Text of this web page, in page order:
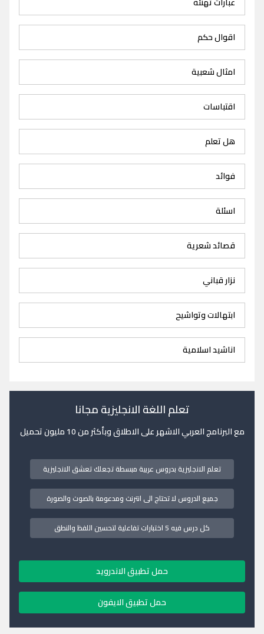
اقوال حكم
امثال شعبية
اقتباسات
هل تعلم
فوائد
اسئلة
قصائد شعرية
نزار قباني
ابتهالات وتواشيح
اناشيد اسلامية
تعلم اللغة الانجليزية مجانا
مع البرنامج العربي الاشهر على الاطلاق وبأكثر من 10 مليون تحميل
تعلم الانجليزية بدروس عربية مبسطة تجعلك تعشق الانجليزية
جميع الدروس لا تحتاج الى انترنت ومدعومة بالصوت والصورة
كل درس فيه 5 اختبارات تفاعلية لتحسين اللفظ والنطق
حمل تطبيق الاندرويد
حمل تطبيق الايفون